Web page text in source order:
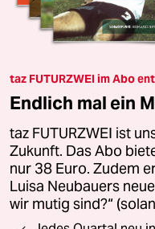
taz FUTURZWEI im Abo
Endlich mal ein
taz FUTURZWEI ist
Zukunft. Das Abo
nur 38 Euro. Zudem
Luisa Neubauers
wir mutig sind?“